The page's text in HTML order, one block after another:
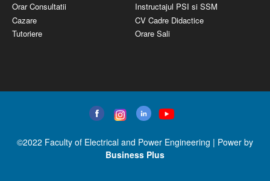
Orar Consultatii
Cazare
Tutoriere
Instructajul PSI si SSM
CV Cadre Didactice
Orare Sali
©2022 Faculty of Electrical and Power Engineering | Power by
Business Plus